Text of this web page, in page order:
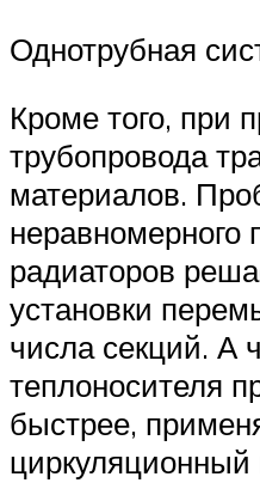
Однотрубная
Кроме того, при
трубопровода
материалов.
неравномерного
радиаторов
установки
числа секций. А
теплоносителя
быстрее,
циркуляционный